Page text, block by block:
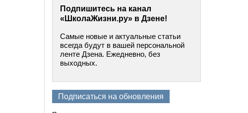
Подпишитесь на канал
«ШколаЖизни.ру» в Дзене!
Самые новые и актуальные статьи
всегда будут в вашей персональной
ленте Дзена. Ежедневно, без
выходных.
Подписаться на обновления